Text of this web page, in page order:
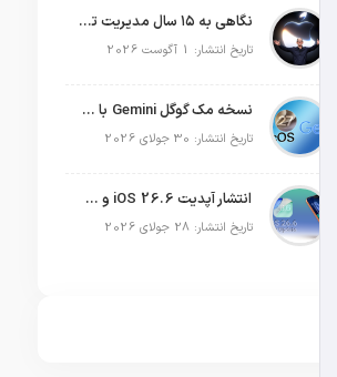
نگاهی به ۱۵ سال مدیریت تیم کوک در اپل
تاریخ انتشار: 1 آگوست 2026
نسخه مک گوگل Gemini با قابلیت تحلیل صفحه و دستورات صوتی در به‌روزرسانی جدید
تاریخ انتشار: 30 جولای 2026
انتشار آپدیت iOS 26.6 و iPadOS 26.6
تاریخ انتشار: 28 جولای 2026